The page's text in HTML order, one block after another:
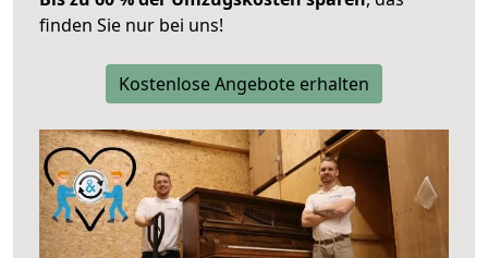
finden Sie nur bei uns!
Kostenlose Angebote erhalten